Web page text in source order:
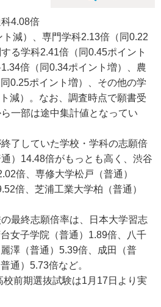
4.08倍
ト減）、専門学科2.13倍（同0.22
る学科2.41倍（同0.45ポイント
倍（同0.34ポイント増）、農
0.25ポイント増）、その他の学
減）。なお、調査時点で願書受
一部は途中集計値となってい
了していた学校・学科の志願倍
）14.48倍がもっとも高く、渋谷
倍、専修大学松戸（普通）
倍、芝浦工業大学柏（普通）
最終志願倍率は、日本大学習志
女子学院（普通）1.89倍、八千
澤（普通）5.39倍、成田（普
通）5.73倍など。
前期選抜試験は1月17日より実